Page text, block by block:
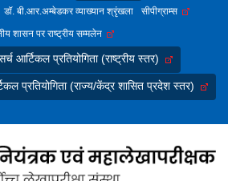
डॉ. बी.आर.अम्बेडकर व्याख्यान श्रृंखला
सीपीग्राम्स
शासन पर राष्ट्रीय सम्मलेन
आर्टिकल प्रतियोगिता (राष्ट्रीय स्तर)
प्रतियोगिता (राज्य/केंद्र शासित प्रदेश स्तर)